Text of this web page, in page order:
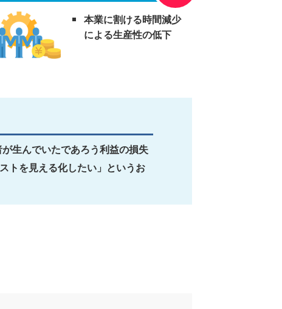
本業に割ける時間減少
による生産性の低下
生んでいたであろう利益の損失
トを見える化したい」というお